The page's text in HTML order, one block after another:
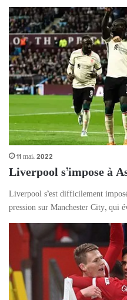
11 mai، 2022
Liverpool s’impose à
Liverpool s’est difficilement
pression sur Manchester City, qui